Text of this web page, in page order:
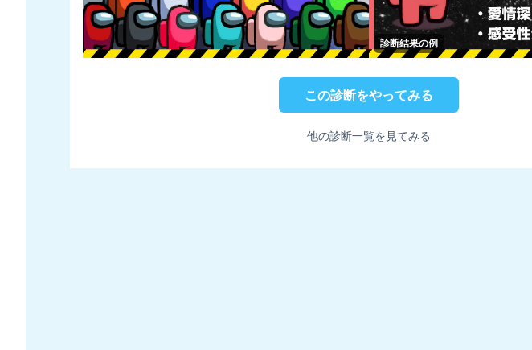
診断結果の例
この診断をやってみる
他の診断一覧を見てみる